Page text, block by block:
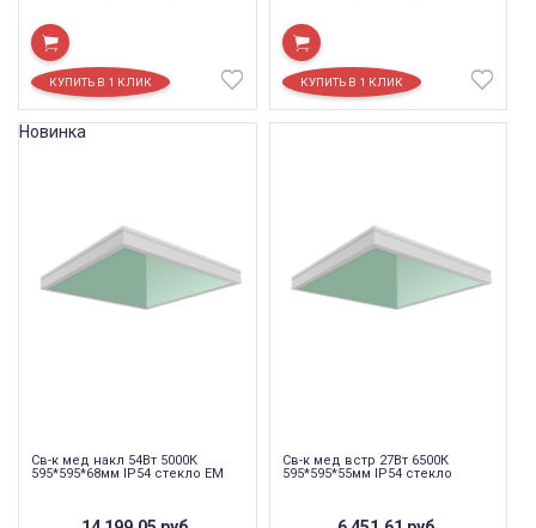
Св-к мед накл 54Вт 5000К
595*595*68мм IP54 стекло EM
Новинка
Св-к мед встр 27Вт 6500К
595*595*55мм IP54 стекло